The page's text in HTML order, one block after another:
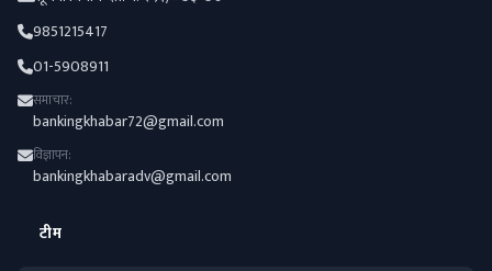
9851215417
01-5908911
समाचार:
bankingkhabar72@gmail.com
विज्ञापन:
bankingkhabaradv@gmail.com
टीम